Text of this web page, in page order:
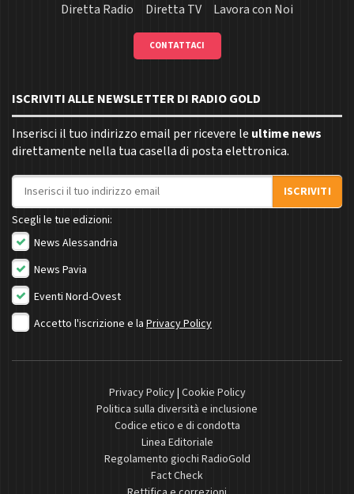
Diretta Radio
Diretta TV Lavora con Noi
CONTATTACI
ISCRIVITI ALLE NEWSLETTER DI RADIO GOLD
Inserisci il tuo indirizzo email per ricevere le ultime news
direttamente nella tua casella di posta elettronica.
Indirizzo email
ISCRIVITI
Scegli le tue edizioni:
News Alessandria
News Pavia
Eventi Nord-Ovest
Accetto l'iscrizione e la Privacy Policy
Privacy Policy| Cookie Policy
Politica sulla diversità e inclusione
Codice etico e di condotta
Linea Editoriale
Regolamento giochi RadioGold
Fact Check